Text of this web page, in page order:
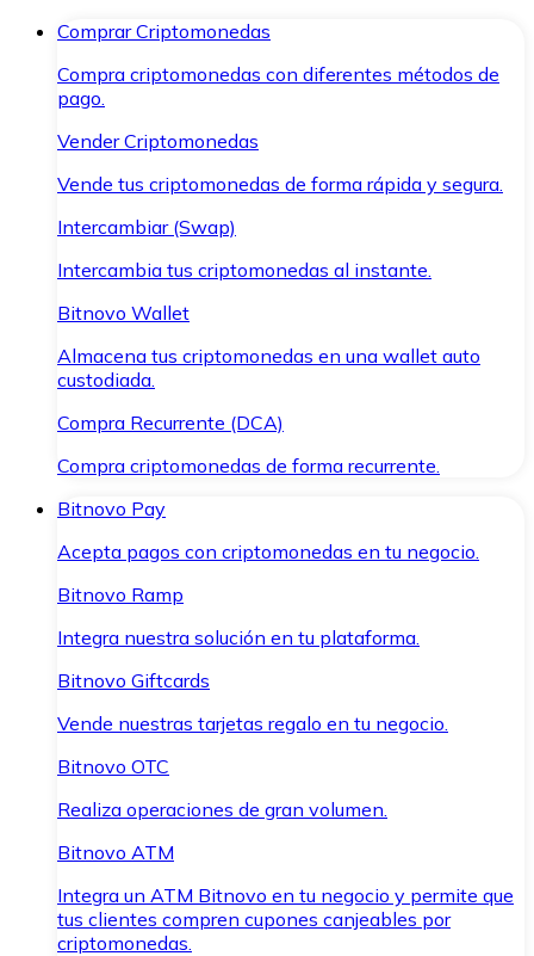
Comprar Criptomonedas
Compra criptomonedas con diferentes métodos de
pago.
Vender Criptomonedas
Vende tus criptomonedas de forma rápida y segura.
Intercambiar (Swap)
Intercambia tus criptomonedas al instante.
Bitnovo Wallet
Almacena tus criptomonedas en una wallet auto
custodiada.
Compra Recurrente (DCA)
Compra criptomonedas de forma recurrente.
Bitnovo Pay
Acepta pagos con criptomonedas en tu negocio.
Bitnovo Ramp
Integra nuestra solución en tu plataforma.
Bitnovo Giftcards
Vende nuestras tarjetas regalo en tu negocio.
Bitnovo OTC
Realiza operaciones de gran volumen.
Bitnovo ATM
Integra un ATM Bitnovo en tu negocio y permite que
tus clientes compren cupones canjeables por
criptomonedas.